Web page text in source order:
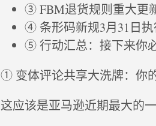
③ FBM退货规则重大更
④ 条形码新规3月31日
⑤ 行动汇总：接下来你
① 变体评论共享大洗牌：你
这应该是亚马逊近期最大的